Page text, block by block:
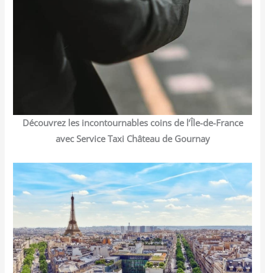
Découvrez les incontournables coins de l’Île-de-France
avec Service Taxi Château de Gournay